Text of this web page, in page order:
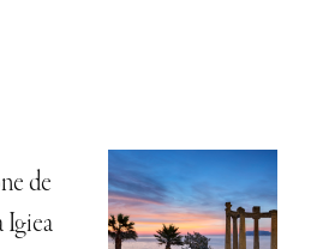
de
Igiea